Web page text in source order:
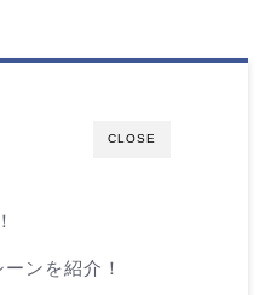
CLOSE
ンを紹介！